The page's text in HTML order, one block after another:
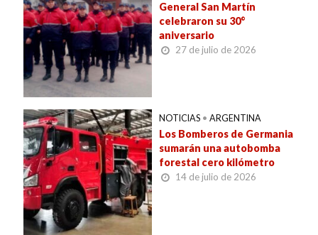
General San Martín
celebraron su 30°
aniversario
27 de julio de 2026
NOTICIAS • ARGENTINA
Los Bomberos de Germania
sumarán una autobomba
forestal cero kilómetro
14 de julio de 2026